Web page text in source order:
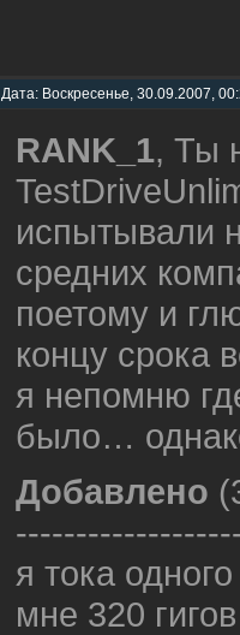
Дата: Воскресенье, 30.09.2007,
RANK_1, Ты
испытывали
средних
поетому и
концу срока
я непомню
было…
Добавлено
я тока
мне 320